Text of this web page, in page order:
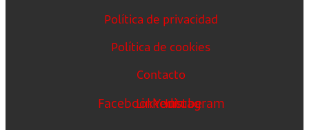
Política de privacidad
Política de cookies
Contacto
FacebookLinkedin
Youtube
Instagram